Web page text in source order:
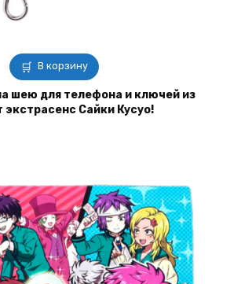
В корзину
шею для телефона и ключей из
экстрасенс Сайки Кусуо!